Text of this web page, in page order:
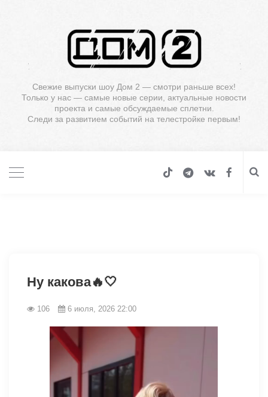
Свежие выпуски шоу Дом 2 — смотри раньше всех!
Только у нас — самые новые серии, актуальные новости
проекта и самые обсуждаемые сплетни.
Следи за развитием событий на телестройке первым!
Ну какова🔥🤍
106 6 июля, 2026 22:00